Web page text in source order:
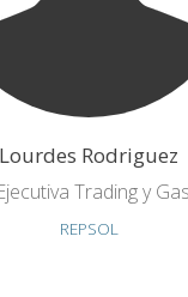
Lourdes Rodriguez
Trading y
REPSOL